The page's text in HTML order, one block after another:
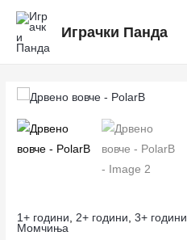
Skip
content
Играчки Панда
1+ години 2+ години ,3+ години
Момчиња
Дрвено
вовче